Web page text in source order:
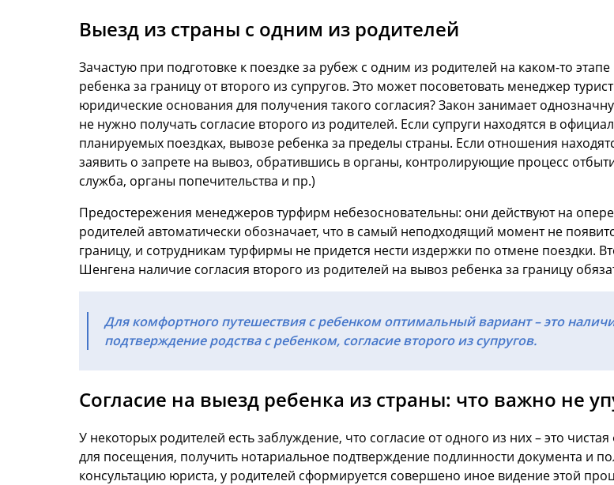
Выезд из страны с одним из родителей
Зачастую при подготовке к поездке за рубеж с одним из родителей на каком-то
ребенка за границу от второго из супругов. Это может посоветовать менеджер
юридические основания для получения такого согласия? Закон занимает
не нужно получать согласие второго из родителей. Если супруги находятся в
планируемых поездках, вывозе ребенка за пределы страны. Если отношения
заявить о запрете на вывоз, обратившись в органы, контролирующие процесс
служба, органы попечительства и пр.)
Предостережения менеджеров турфирм небезосновательны: они действуют на
родителей автоматически обозначает, что в самый неподходящий момент не
границу, и сотрудникам турфирмы не придется нести издержки по отмене поездки.
Шенгена наличие согласия второго из родителей на вывоз ребенка за границу
Для комфортного путешествия с ребенком оптимальный вариант – это
подтверждение родства с ребенком, согласие второго из супругов.
Согласие на выезд ребенка из страны: что важно не
У некоторых родителей есть заблуждение, что согласие от одного из них – это
для посещения, получить нотариальное подтверждение подлинности документа и
консультацию юриста, у родителей сформируется совершено иное видение этой